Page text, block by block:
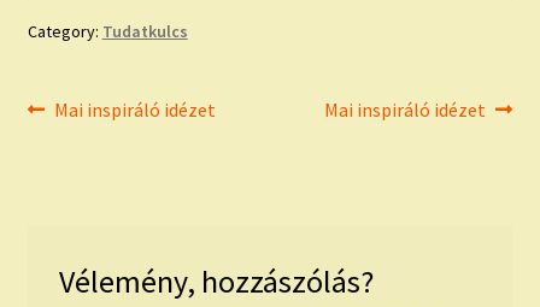
Category: Tudatkulcs
Bejegyzés
Previous
Mai inspiráló idézet
Next
Mai inspiráló idézet
Vélemény, hozzászólás?